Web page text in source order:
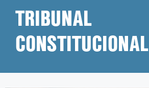
contingutTRIBUNAL
CONSTITUCIONAL